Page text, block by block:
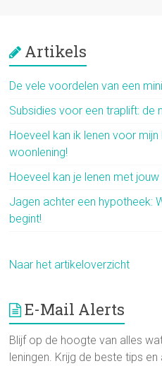
Artikels
De vele voordelen van een
Subsidies voor een traplift: de
Hoeveel kan ik lenen voor mijn
woonlening!
Hoeveel kan je lenen met
Jagen achter een hypotheek:
begint!
Naar het artikeloverzicht
E-Mail Alerts
Blijf op de hoogte van alles
leningen. Krijg de beste tips